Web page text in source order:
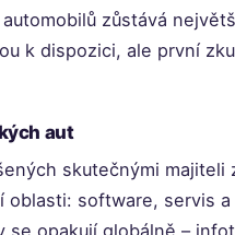
zůstává
k dispozici, ale první
aut
skutečnými majiteli
oblasti: software, servis
se opakují globálně –